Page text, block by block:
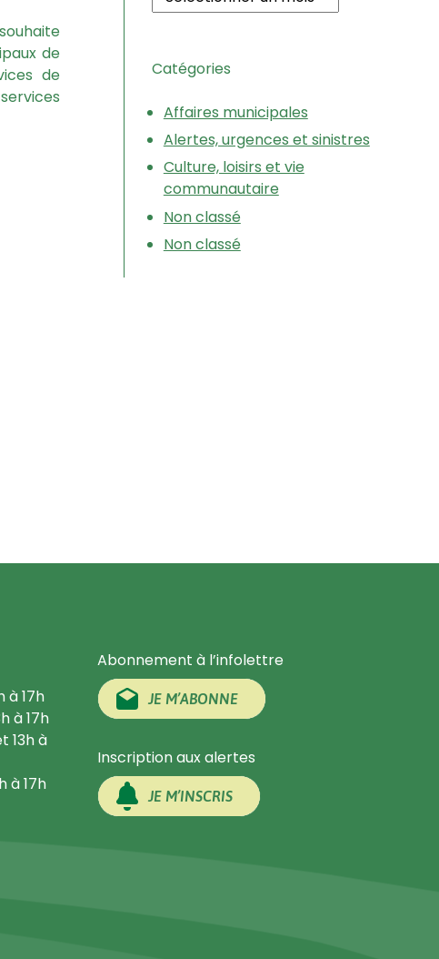
de
de
Catégories
Affaires municipales
Alertes, urgences et sinistres
Culture, loisirs et vie
communautaire
Non classé
Non classé
à 17h
à 17h
13h à
à 17h
Abonnement à l’infolettre
JE M’ABONNE
Inscription aux alertes
JE M’INSCRIS